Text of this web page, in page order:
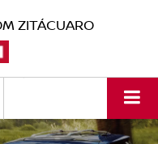
ZITÁCUARO